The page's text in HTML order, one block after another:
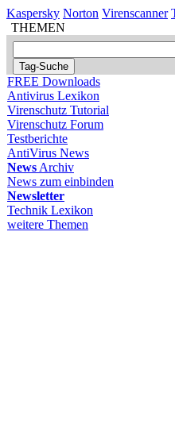
Kaspersky Norton Virenscanner
THEMEN
FREE Downloads
Antivirus Lexikon
Virenschutz Tutorial
Virenschutz Forum
Testberichte
AntiVirus News
News Archiv
News zum einbinden
Newsletter
Technik Lexikon
weitere Themen